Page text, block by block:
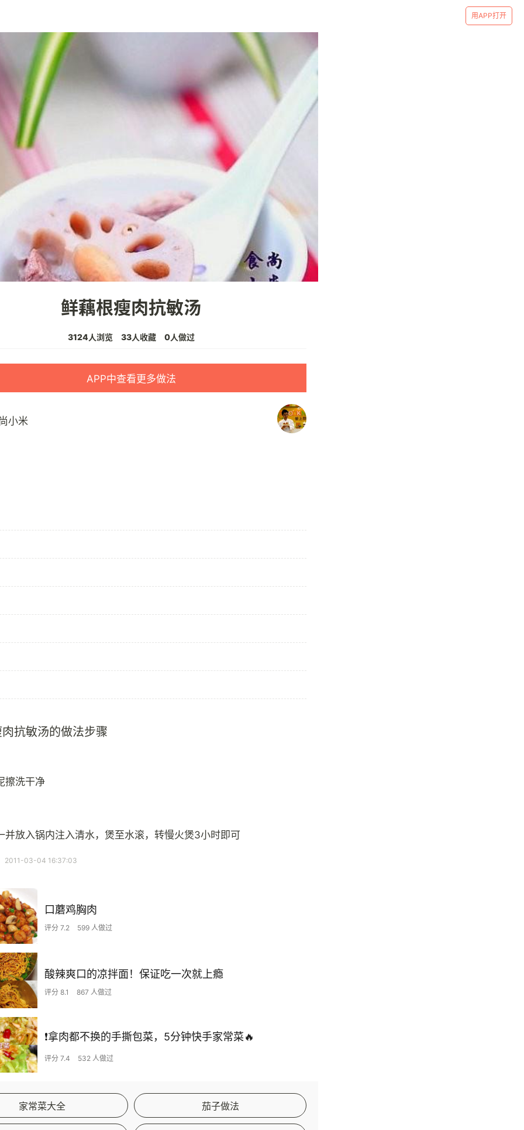
用APP打开
鲜藕根瘦肉抗敏汤
3124人浏览 33人收藏 0人做过
APP中查看更多做法
小米
抗敏汤的做法步骤
擦洗干净
并放入锅内注入清水，煲至水滚，转慢火煲3小时即可
2011-03-04 16:37:03
口蘑鸡胸肉
评分 7.2 599 人做过
酸辣爽口的凉拌面！保证吃一次就上瘾
评分 8.1 867 人做过
❗拿肉都不换的手撕包菜，5分钟快手家常菜🔥
评分 7.4 532 人做过
家常菜大全 茄子做法